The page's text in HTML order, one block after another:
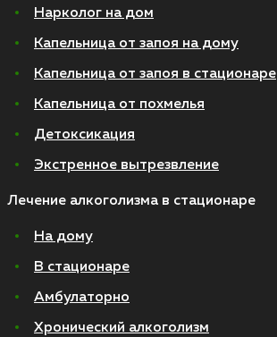
Нарколог на дом
Капельница от запоя на дому
Капельница от запоя в стационаре
Капельница от похмелья
Детоксикация
Экстренное вытрезвление
Лечение алкоголизма в стационаре
На дому
В стационаре
Амбулаторно
Хронический алкоголизм